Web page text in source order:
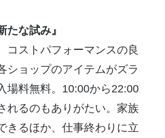
たな試み』
コストパフォーマンスの良
ショップのアイテムがズラ
場料無料。 10:00から 22:00
れるのもありがたい。家族
きるほか、仕事終わりに立